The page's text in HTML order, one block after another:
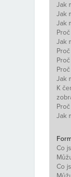
Jak
Jak
Jak
Jak
Jak
K
Jak
Co
Co